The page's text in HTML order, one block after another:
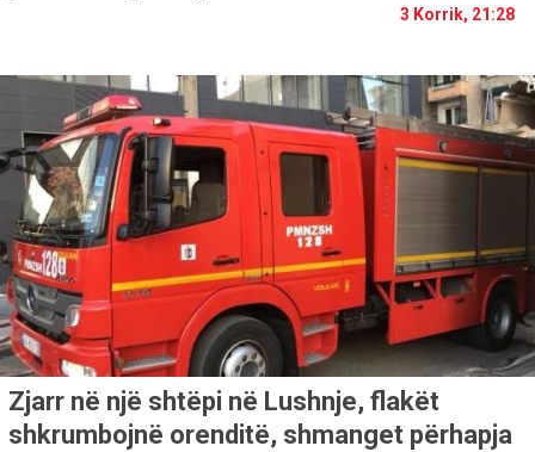
3 Korrik, 21:28
Zjarr në një shtëpi në Lushnje, flakët
shkrumbojnë orenditë, shmanget përhapja